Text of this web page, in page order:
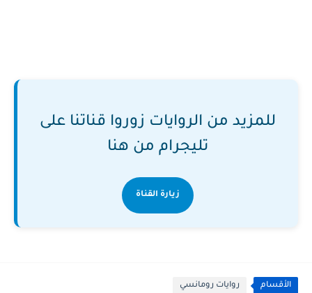
للمزيد من الروايات زوروا قناتنا على
تليجرام من هنا
زيارة القناة
الأقسام روايات رومانسي